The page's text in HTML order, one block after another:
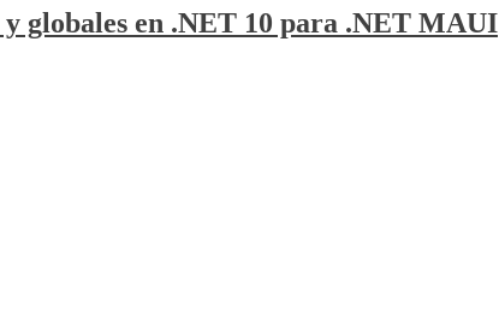
globales en .NET 10 para .NET MAUI